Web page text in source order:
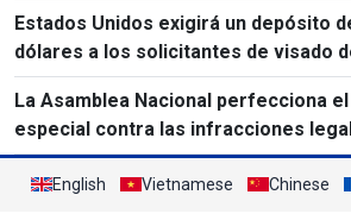
Estados Unidos exigirá un depósito
dólares a los solicitantes de visado
La Asamblea Nacional perfecciona
especial contra las infracciones
English Vietnamese Chinese